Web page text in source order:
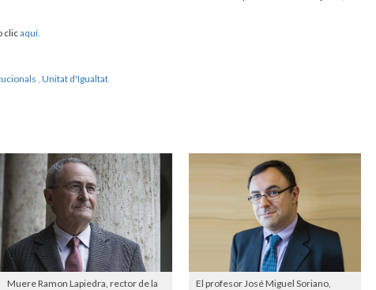
clicaquí.
Unitat d'Igualtat
Muere Ramon Lapiedra, rector de la
El profesor José Miguel Soriano,